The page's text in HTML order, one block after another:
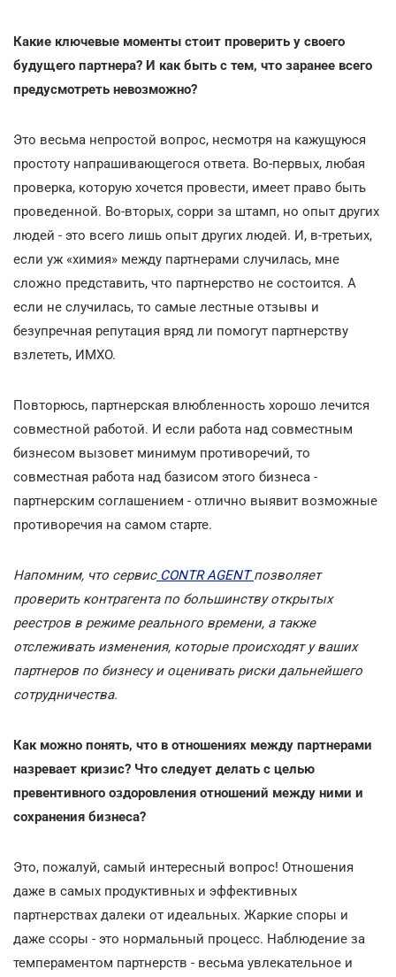
Какие ключевые моменты стоит проверить у своего
будущего партнера? И как быть с тем, что заранее всего
предусмотреть невозможно?
Это весьма непростой вопрос, несмотря на кажущуюся
простоту напрашивающегося ответа. Во-первых, любая
проверка, которую хочется провести, имеет право быть
проведенной. Во-вторых, сорри за штамп, но опыт других
людей - это всего лишь опыт других людей. И, в-третьих,
если уж «химия» между партнерами случилась, мне
сложно представить, что партнерство не состоится. А
если не случилась, то самые лестные отзывы и
безупречная репутация вряд ли помогут партнерству
взлететь, ИМХО.
Повторюсь, партнерская влюбленность хорошо лечится
совместной работой. И если работа над совместным
бизнесом вызовет минимум противоречий, то
совместная работа над базисом этого бизнеса -
партнерским соглашением - отлично выявит возможные
противоречия на самом старте.
Напомним, что cервисCONTR AGENTпозволяет
проверить контрагента по большинству открытых
реестров в режиме реального времени, а также
отслеживать изменения, которые происходят у ваших
партнеров по бизнесу и оценивать риски дальнейшего
сотрудничества.
Как можно понять, что в отношениях между партнерами
назревает кризис? Что следует делать с целью
превентивного оздоровления отношений между ними и
сохранения бизнеса?
Это, пожалуй, самый интересный вопрос! Отношения
даже в самых продуктивных и эффективных
партнерствах далеки от идеальных. Жаркие споры и
даже ссоры - это нормальный процесс. Наблюдение за
темпераментом партнерств - весьма увлекательное и